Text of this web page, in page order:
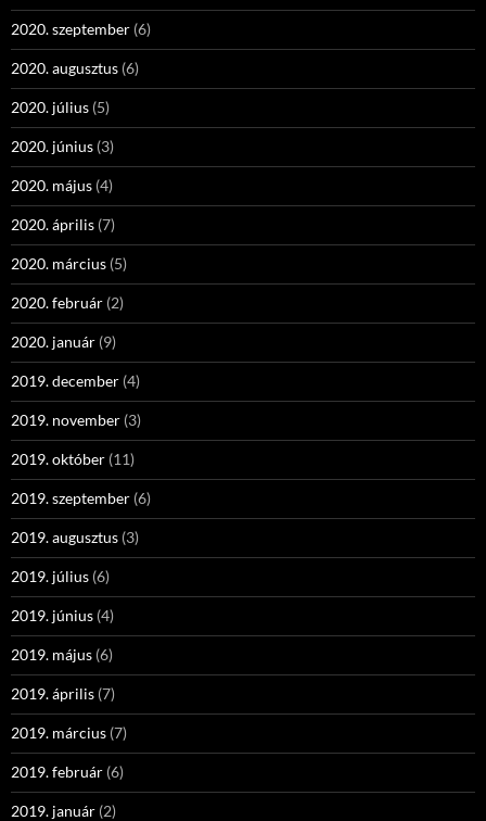
2020. szeptember (6)
2020. augusztus (6)
2020. július (5)
2020. június (3)
2020. május (4)
2020. április (7)
2020. március (5)
2020. február (2)
2020. január (9)
2019. december (4)
2019. november (3)
2019. október (11)
2019. szeptember (6)
2019. augusztus (3)
2019. július (6)
2019. június (4)
2019. május (6)
2019. április (7)
2019. március (7)
2019. február (6)
2019. január (2)